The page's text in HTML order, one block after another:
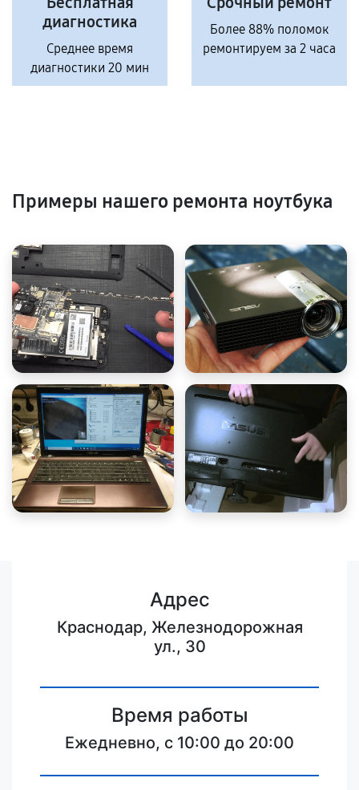
диагностика
Среднее время
диагностики 20 мин
Более 88% поломок
ремонтируем за 2 часа
Примеры нашего ремонта ноутбука
Адрес
Краснодар, Железнодорожная
ул., 30
Время работы
Ежедневно, с 10:00 до 20:00